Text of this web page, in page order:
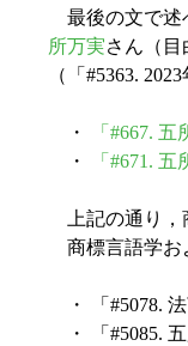
最後の文で述
所万実さん（
（「#5363.
・
「#667.
・
「#671.
上記の通り，
商標言語学お
・ 「#5078. 法
・ 「#5085.